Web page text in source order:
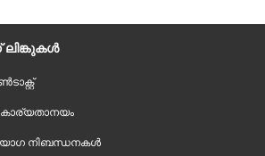
നിബന്ധനകൾ